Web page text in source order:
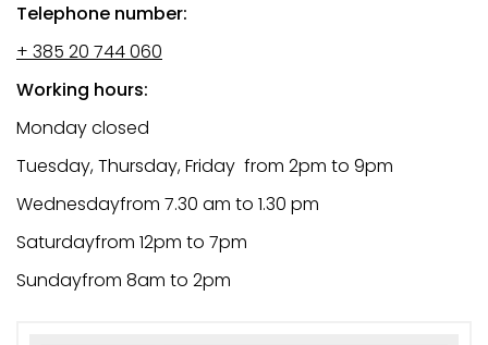
Telephone number:
+ 385 20 744 060
Working hours:
Monday closed
Tuesday, Thursday, Friday from 2pm to 9pm
Wednesdayfrom 7.30 am to 1.30 pm
Saturdayfrom 12pm to 7pm
Sundayfrom 8am to 2pm